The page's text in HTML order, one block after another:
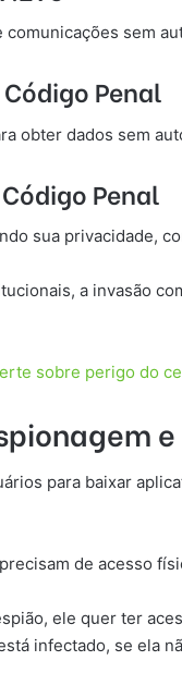
comunicações sem
Penal
obter dados sem
Penal
sua privacidade,
a invasão
sobre perigo do
para baixar
de acesso
ele quer ter
infectado, se ela